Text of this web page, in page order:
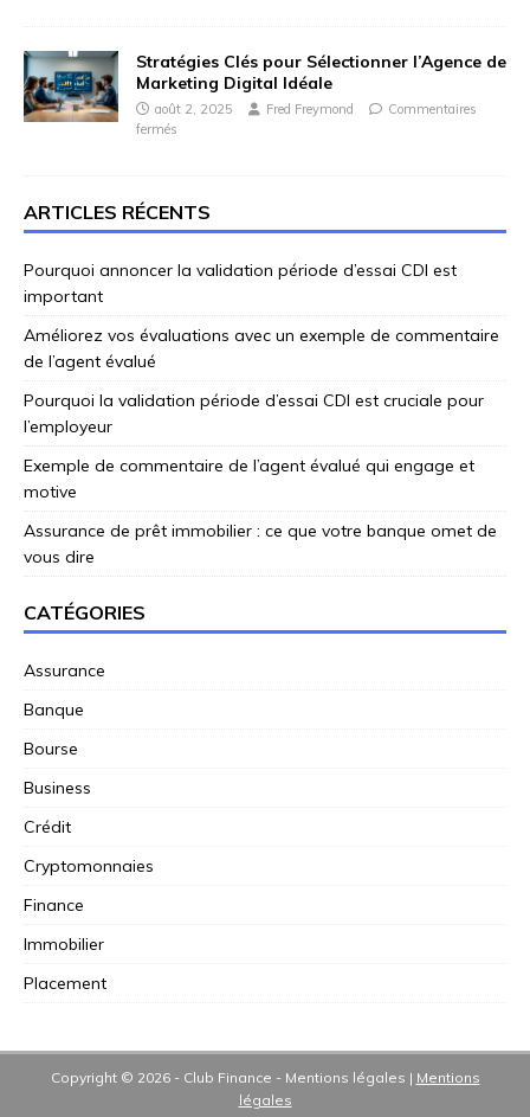
Stratégies Clés pour Sélectionner l’Agence de
Marketing Digital Idéale
août 2, 2025 Fred Freymond
Commentaires
fermés
ARTICLES RÉCENTS
Pourquoi annoncer la validation période d’essai CDI est
important
Améliorez vos évaluations avec un exemple de commentaire
de l’agent évalué
Pourquoi la validation période d’essai CDI est cruciale pour
l’employeur
Exemple de commentaire de l’agent évalué qui engage et
motive
Assurance de prêt immobilier : ce que votre banque omet de
vous dire
CATÉGORIES
Assurance
Banque
Bourse
Business
Crédit
Cryptomonnaies
Finance
Immobilier
Placement
Copyright © 2026 - Club Finance - Mentions légales | Mentions
légales